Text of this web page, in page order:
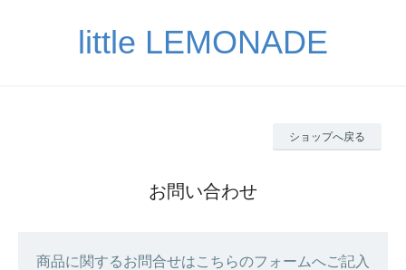
little LEMONADE
ショップへ戻る
お問い合わせ
商品に関するお問合せはこちらのフォームへご記入